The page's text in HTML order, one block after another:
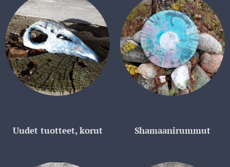
Uudet tuotteet, korut Shamaanirummut